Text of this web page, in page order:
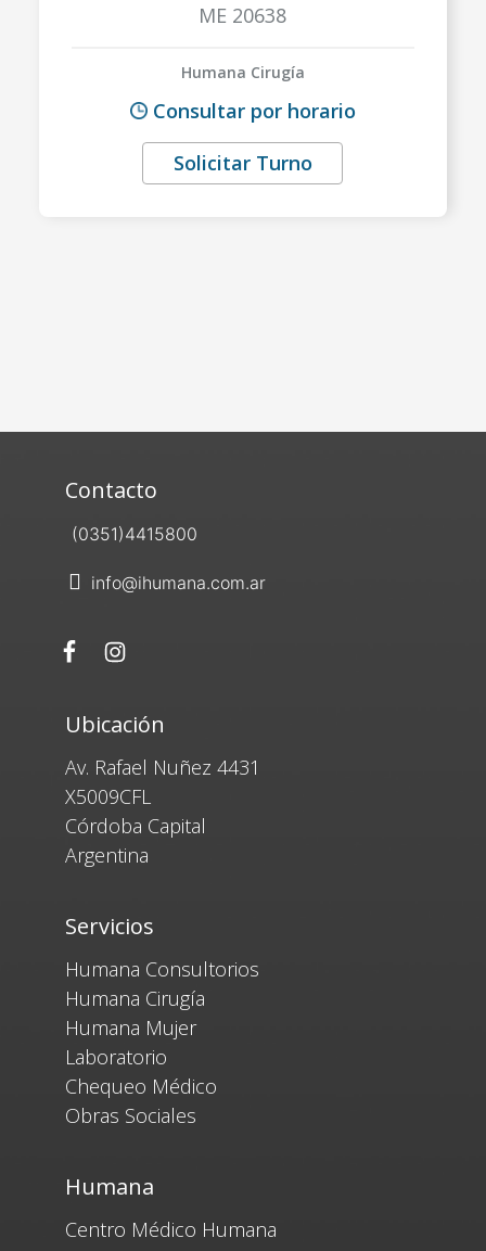
ME 20638
Humana Cirugía
Consultar por horario
Solicitar Turno
Contacto
(0351)4415800
info@ihumana.com.ar
Ubicación
Av. Rafael Nuñez 4431
X5009CFL
Córdoba Capital
Argentina
Servicios
Humana Consultorios
Humana Cirugía
Humana Mujer
Laboratorio
Chequeo Médico
Obras Sociales
Humana
Centro Médico Humana